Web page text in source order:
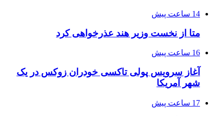
14 ساعت پیش
متا از نخست وزیر هند عذرخواهی کرد
16 ساعت پیش
آغاز سرویس پولی تاکسی خودران زوکس در یک
شهر آمریکا
17 ساعت پیش